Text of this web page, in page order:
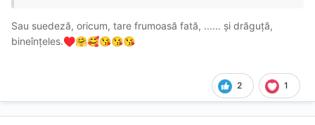
Sau suedeză, oricum, tare frumoasă fată, ...... și drăguță,
bineînțeles.♥️🤗🥰😘😘😘
2 1